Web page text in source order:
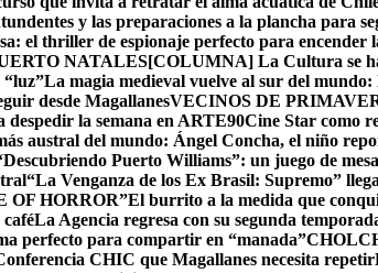
y las preparaciones a la plancha para
el thriller de espionaje perfecto para encender
NATALES[COLUMNA] La Cultura se
“luz”La magia medieval vuelve al sur del
desde MagallanesVECINOS DE
despedir la semana en ARTE90Cine Star como
austral del mundo: Ángel Concha, el niño
Puerto Williams”: un juego de
“La Venganza de los Ex Brasil: Supremo”
OF HORROR”El burrito a la medida que
caféLa Agencia regresa con su segunda
perfecto para compartir en “manada”
CHIC que Magallanes necesita repetir